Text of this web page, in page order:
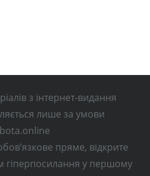
з інтернет-видання
лише за умови
пряме, відкрите
гіперпосилання у першому